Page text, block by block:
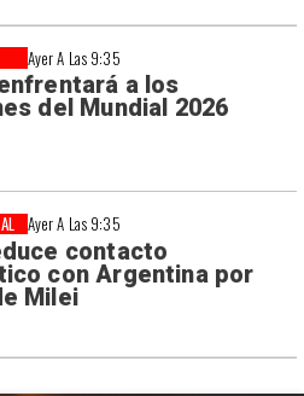
Ayer A Las 9:35
a los
del Mundial 2026
Ayer A Las 9:35
contacto
con Argentina por
Milei